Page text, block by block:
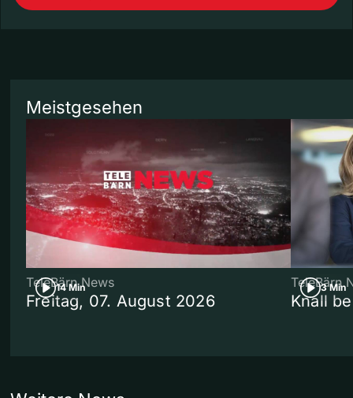
Meistgesehen
14 Min
TeleBärn News
Freitag, 07. August 2026
3 Min
TeleBärn
Knall